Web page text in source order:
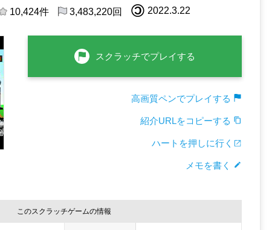
10,424件 3,483,220回 © 2022.3.22
高画質ペンでプレイする
紹介URLをコピーする
ハートを押しに行く
メモを書く
このスクラッチゲームの情報